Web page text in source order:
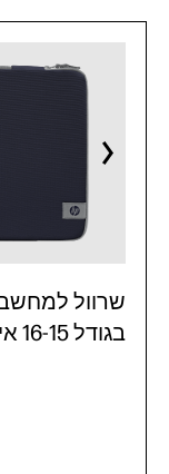
בגודל 16-15 אינץ' (C3TR7AA)